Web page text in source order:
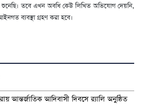
শুনেছি। তবে এখন অবধি কেউ লিখিত অভিযোগ দেয়নি,
ব্যবস্থা গ্রহণ করা হবে।
আন্তর্জাতিক আদিবাসী দিবসে র‍্যালি অনুষ্ঠিত